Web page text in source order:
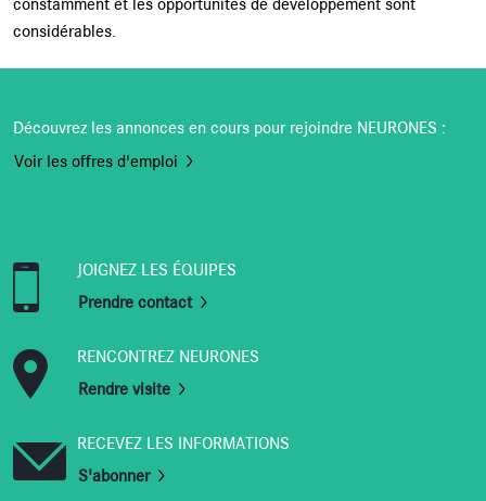
constamment et les opportunités de développement sont
considérables.
Découvrez les annonces en cours pour rejoindre NEURONES :
Voir les offres d'emploi
JOIGNEZ LES ÉQUIPES
Prendre contact
RENCONTREZ NEURONES
Rendre visite
RECEVEZ LES INFORMATIONS
S'abonner